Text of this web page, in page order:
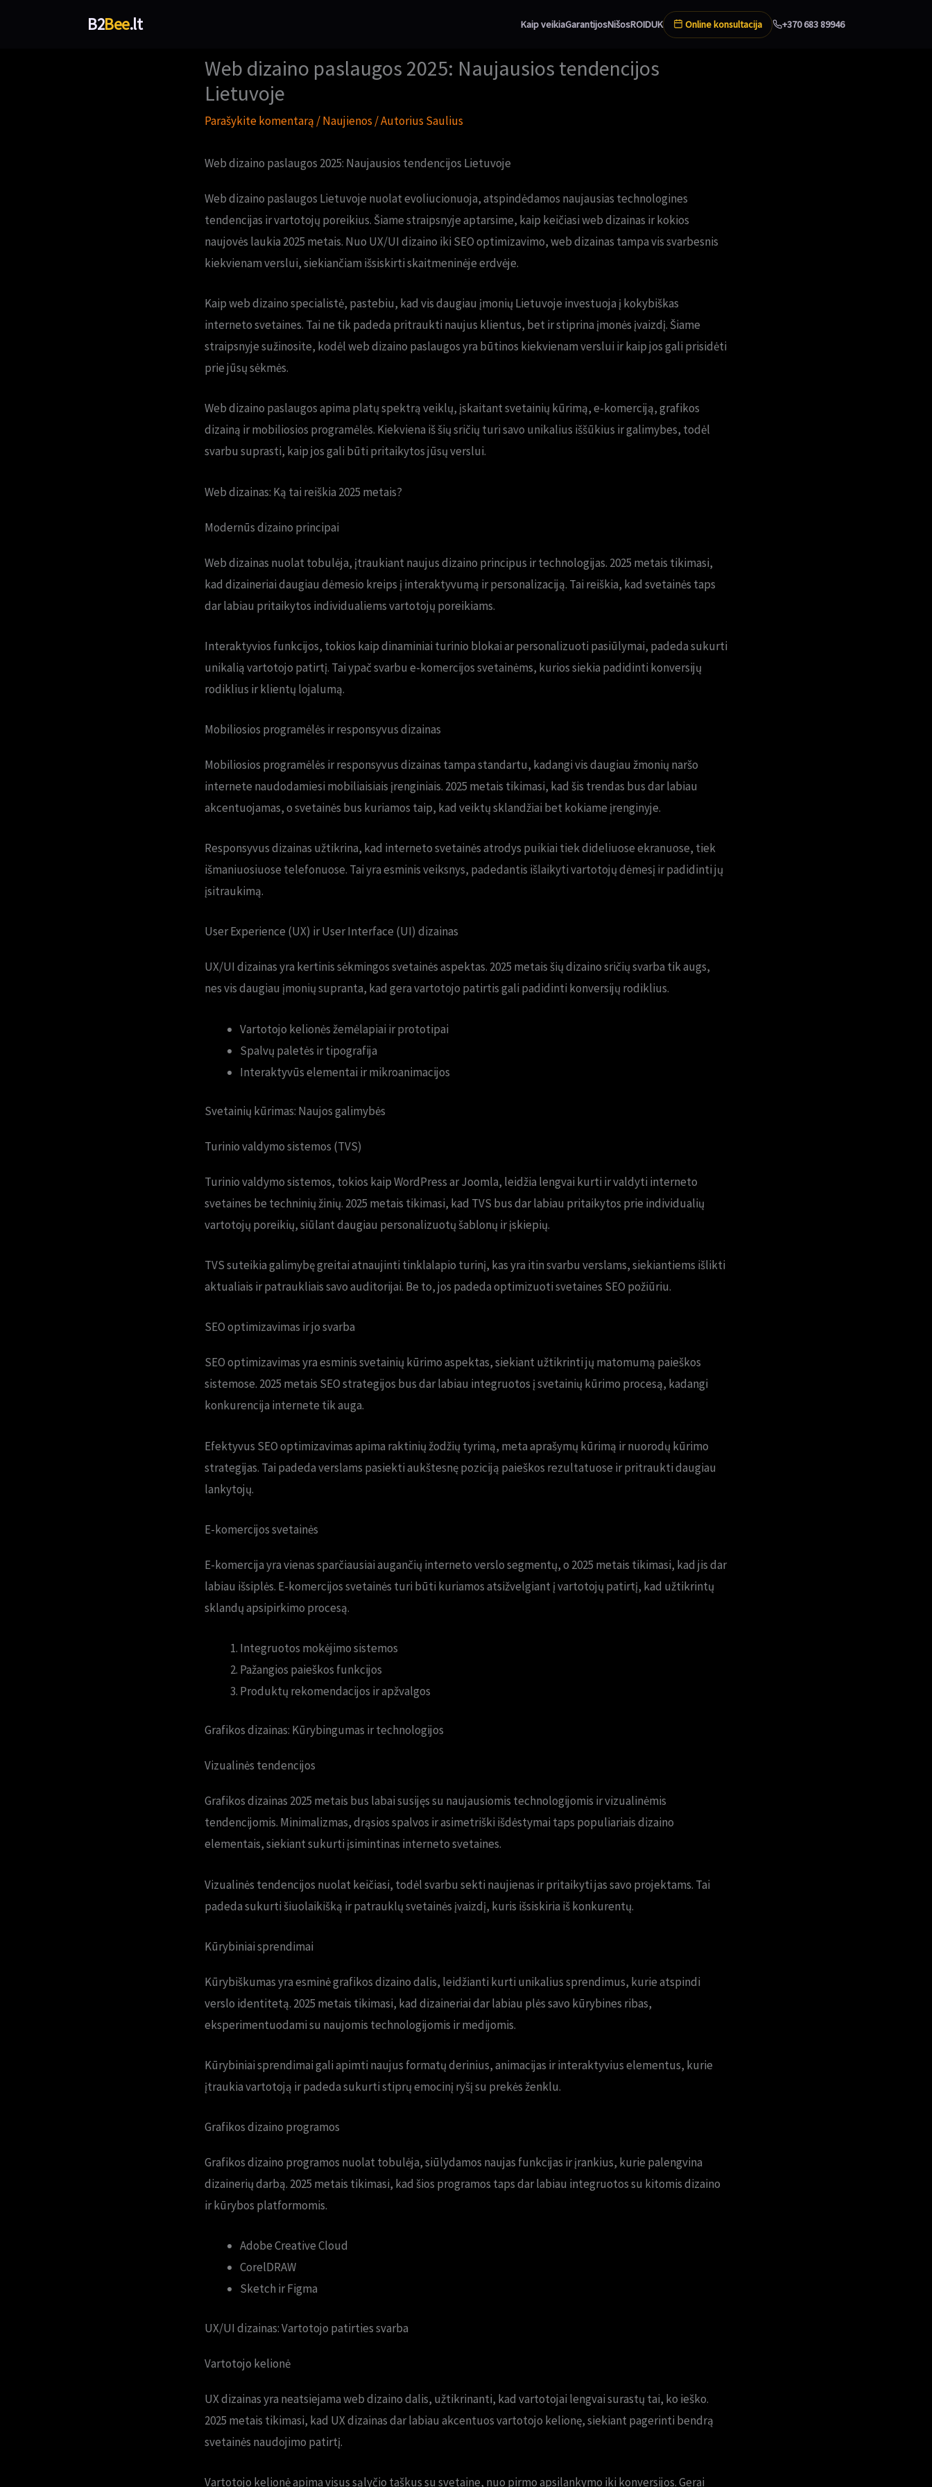
B2Bee.lt Kaip veikiaGarantijosNišosROIDUK Online konsultacija +370 683 89946
Web dizaino paslaugos 2025: Naujausios tendencijos
Lietuvoje
Parašykite komentarą /Naujienos / Autorius Saulius
Web dizaino paslaugos 2025: Naujausios tendencijos Lietuvoje
Web dizaino paslaugos Lietuvoje nuolat evoliucionuoja, atspindėdamos naujausias technologines
tendencijas ir vartotojų poreikius. Šiame straipsnyje aptarsime, kaip keičiasi web dizainas ir kokios
naujovės laukia 2025 metais. Nuo UX/UI dizaino iki SEO optimizavimo, web dizainas tampa vis svarbesnis
kiekvienam verslui, siekiančiam išsiskirti skaitmeninėje erdvėje.
Kaip web dizaino specialistė, pastebiu, kad vis daugiau įmonių Lietuvoje investuoja į kokybiškas
interneto svetaines. Tai ne tik padeda pritraukti naujus klientus, bet ir stiprina įmonės įvaizdį. Šiame
straipsnyje sužinosite, kodėl web dizaino paslaugos yra būtinos kiekvienam verslui ir kaip jos gali prisidėti
prie jūsų sėkmės.
Web dizaino paslaugos apima platų spektrą veiklų, įskaitant svetainių kūrimą, e-komerciją, grafikos
dizainą ir mobiliosios programėlės. Kiekviena iš šių sričių turi savo unikalius iššūkius ir galimybes, todėl
svarbu suprasti, kaip jos gali būti pritaikytos jūsų verslui.
Web dizainas: Ką tai reiškia 2025 metais?
Modernūs dizaino principai
Web dizainas nuolat tobulėja, įtraukiant naujus dizaino principus ir technologijas. 2025 metais tikimasi,
kad dizaineriai daugiau dėmesio kreips į interaktyvumą ir personalizaciją. Tai reiškia, kad svetainės taps
dar labiau pritaikytos individualiems vartotojų poreikiams.
Interaktyvios funkcijos, tokios kaip dinaminiai turinio blokai ar personalizuoti pasiūlymai, padeda sukurti
unikalią vartotojo patirtį. Tai ypač svarbu e-komercijos svetainėms, kurios siekia padidinti konversijų
rodiklius ir klientų lojalumą.
Mobiliosios programėlės ir responsyvus dizainas
Mobiliosios programėlės ir responsyvus dizainas tampa standartu, kadangi vis daugiau žmonių naršo
internete naudodamiesi mobiliaisiais įrenginiais. 2025 metais tikimasi, kad šis trendas bus dar labiau
akcentuojamas, o svetainės bus kuriamos taip, kad veiktų sklandžiai bet kokiame įrenginyje.
Responsyvus dizainas užtikrina, kad interneto svetainės atrodys puikiai tiek dideliuose ekranuose, tiek
išmaniuosiuose telefonuose. Tai yra esminis veiksnys, padedantis išlaikyti vartotojų dėmesį ir padidinti jų
įsitraukimą.
User Experience (UX) ir User Interface (UI) dizainas
UX/UI dizainas yra kertinis sėkmingos svetainės aspektas. 2025 metais šių dizaino sričių svarba tik augs,
nes vis daugiau įmonių supranta, kad gera vartotojo patirtis gali padidinti konversijų rodiklius.
Vartotojo kelionės žemėlapiai ir prototipai
Spalvų paletės ir tipografija
Interaktyvūs elementai ir mikroanimacijos
Svetainių kūrimas: Naujos galimybės
Turinio valdymo sistemos (TVS)
Turinio valdymo sistemos, tokios kaip WordPress ar Joomla, leidžia lengvai kurti ir valdyti interneto
svetaines be techninių žinių. 2025 metais tikimasi, kad TVS bus dar labiau pritaikytos prie individualių
vartotojų poreikių, siūlant daugiau personalizuotų šablonų ir įskiepių.
TVS suteikia galimybę greitai atnaujinti tinklalapio turinį, kas yra itin svarbu verslams, siekiantiems išlikti
aktualiais ir patraukliais savo auditorijai. Be to, jos padeda optimizuoti svetaines SEO požiūriu.
SEO optimizavimas ir jo svarba
SEO optimizavimas yra esminis svetainių kūrimo aspektas, siekiant užtikrinti jų matomumą paieškos
sistemose. 2025 metais SEO strategijos bus dar labiau integruotos į svetainių kūrimo procesą, kadangi
konkurencija internete tik auga.
Efektyvus SEO optimizavimas apima raktinių žodžių tyrimą, meta aprašymų kūrimą ir nuorodų kūrimo
strategijas. Tai padeda verslams pasiekti aukštesnę poziciją paieškos rezultatuose ir pritraukti daugiau
lankytojų.
E-komercijos svetainės
E-komercija yra vienas sparčiausiai augančių interneto verslo segmentų, o 2025 metais tikimasi, kad jis dar
labiau išsiplės. E-komercijos svetainės turi būti kuriamos atsižvelgiant į vartotojų patirtį, kad užtikrintų
sklandų apsipirkimo procesą.
Integruotos mokėjimo sistemos
Pažangios paieškos funkcijos
Produktų rekomendacijos ir apžvalgos
Grafikos dizainas: Kūrybingumas ir technologijos
Vizualinės tendencijos
Grafikos dizainas 2025 metais bus labai susijęs su naujausiomis technologijomis ir vizualinėmis
tendencijomis. Minimalizmas, drąsios spalvos ir asimetriški išdėstymai taps populiariais dizaino
elementais, siekiant sukurti įsimintinas interneto svetaines.
Vizualinės tendencijos nuolat keičiasi, todėl svarbu sekti naujienas ir pritaikyti jas savo projektams. Tai
padeda sukurti šiuolaikišką ir patrauklų svetainės įvaizdį, kuris išsiskiria iš konkurentų.
Kūrybiniai sprendimai
Kūrybiškumas yra esminė grafikos dizaino dalis, leidžianti kurti unikalius sprendimus, kurie atspindi
verslo identitetą. 2025 metais tikimasi, kad dizaineriai dar labiau plės savo kūrybines ribas,
eksperimentuodami su naujomis technologijomis ir medijomis.
Kūrybiniai sprendimai gali apimti naujus formatų derinius, animacijas ir interaktyvius elementus, kurie
įtraukia vartotoją ir padeda sukurti stiprų emocinį ryšį su prekės ženklu.
Grafikos dizaino programos
Grafikos dizaino programos nuolat tobulėja, siūlydamos naujas funkcijas ir įrankius, kurie palengvina
dizainerių darbą. 2025 metais tikimasi, kad šios programos taps dar labiau integruotos su kitomis dizaino
ir kūrybos platformomis.
Adobe Creative Cloud
CorelDRAW
Sketch ir Figma
UX/UI dizainas: Vartotojo patirties svarba
Vartotojo kelionė
UX dizainas yra neatsiejama web dizaino dalis, užtikrinanti, kad vartotojai lengvai surastų tai, ko ieško.
2025 metais tikimasi, kad UX dizainas dar labiau akcentuos vartotojo kelionę, siekiant pagerinti bendrą
svetainės naudojimo patirtį.
Vartotojo kelionė apima visus sąlyčio taškus su svetaine, nuo pirmo apsilankymo iki konversijos. Gerai